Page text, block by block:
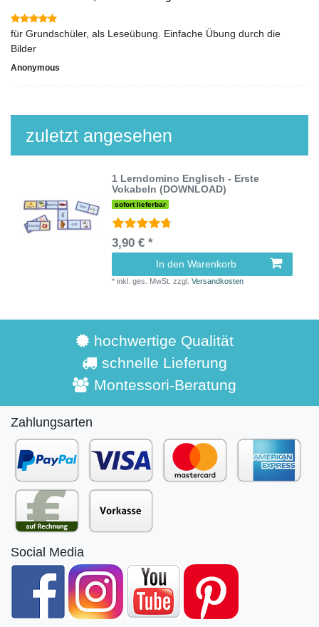
für Grundschüler, als Leseübung. Einfache Übung durch die
Bilder
Anonymous
zuletzt angesehen
1 Lerndomino Englisch - Erste
Vokabeln (DOWNLOAD)
sofort lieferbar
3,90 € *
In den Warenkorb
*inkl. ges. MwSt. zzgl.Versandkosten
hochwertige Qualität
schnelle Lieferung
Montessori-Beratung
Zahlungsarten
Social Media